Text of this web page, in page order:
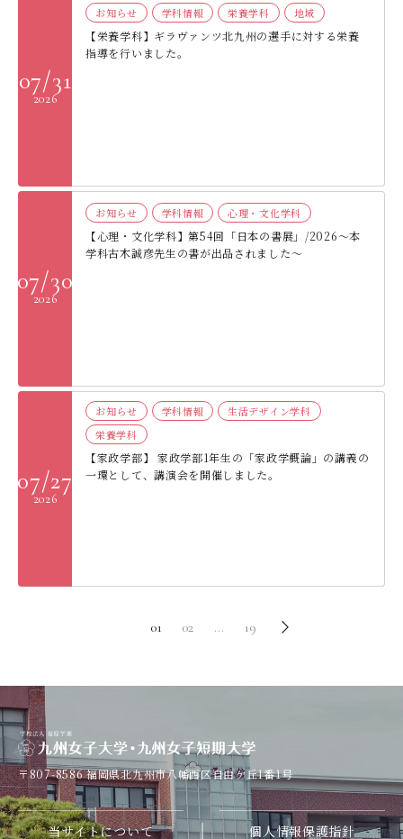
07/31
2026
お知らせ 学科情報 栄養学科 地域
【栄養学科】ギラヴァンツ北九州の選手に対する栄養
指導を行いました。
07/30
2026
お知らせ 学科情報 心理・文化学科
【心理・文化学科】第54回「日本の書展」/2026～本
学科古木誠彦先生の書が出品されました～
07/27
2026
お知らせ 学科情報
生活デザイン学科
栄養学科
【家政学部】 家政学部1年生の「家政学概論」の講義の
一環として、講演会を開催しました。
01 02 … 19
〒807-8586福岡県北九州市八幡西区自由ケ丘1番1号
当サイトについて 個人情報保護指針